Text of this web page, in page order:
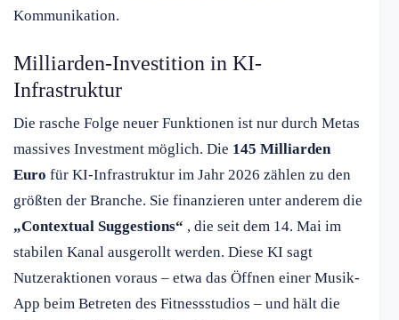
Kommunikation.
Milliarden-Investition in KI-
Infrastruktur
Die rasche Folge neuer Funktionen ist nur durch Metas
massives Investment möglich. Die 145 Milliarden
Euro für KI-Infrastruktur im Jahr 2026 zählen zu den
größten der Branche. Sie finanzieren unter anderem die
„Contextual Suggestions“ , die seit dem 14. Mai im
stabilen Kanal ausgerollt werden. Diese KI sagt
Nutzeraktionen voraus – etwa das Öffnen einer Musik-
App beim Betreten des Fitnessstudios – und hält die